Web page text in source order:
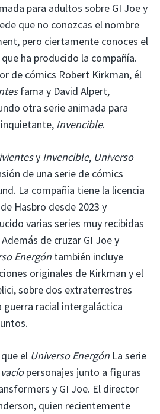
para adultos sobre GI Joe y
que no conozcas el nombre
pero ciertamente conoces el
ha producido la compañía.
de cómics Robert Kirkman, él
fama y David Alpert,
otra serie animada para
Invencible.
y Invencible, Universo
de una serie de cómics
La compañía tiene la licencia
Hasbro desde 2023 y
varias series muy recibidas
de cruzar GI Joe y
Energón también incluye
originales de Kirkman y el
sobre dos extraterrestres
guerra racial intergaláctica
el Universo Energón La serie
personajes junto a figuras
y GI Joe. El director
quien recientemente